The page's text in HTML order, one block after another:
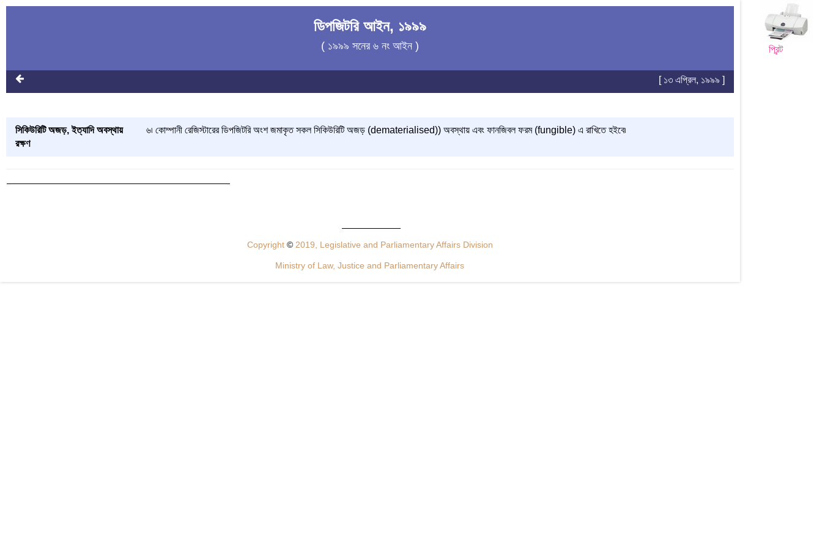
প্রিন্ট
ডিপজিটরি আইন, ১৯৯৯
( ১৯৯৯ সনের ৬ নং আইন )
[ ১৩ এপ্রিল, ১৯৯৯ ]
সিকিউরিটি অজড়, ইত্যাদি অবস্থায়
রক্ষণ
৬৷ কোম্পানী রেজিস্টারের ডিপজিটরি অংশ জমাকৃত সকল সিকিউরিটি অজড় (dematerialised)) অবস্থায় এবং ফানজিবল ফরম (fungible) এ রাখিতে হইবে৷
Copyright ©2019, Legislative and Parliamentary Affairs Division
Ministry of Law, Justice and Parliamentary Affairs